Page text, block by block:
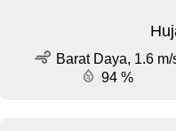
Barat Daya, 1.6 m/
94 %